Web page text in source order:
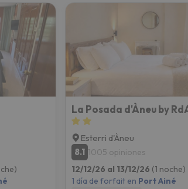
Esterri d'Àneu
8.1 1005 opiniones
12/12/26 al 13/12/26 (1 noche)
1 día de forfait en Port Ainé